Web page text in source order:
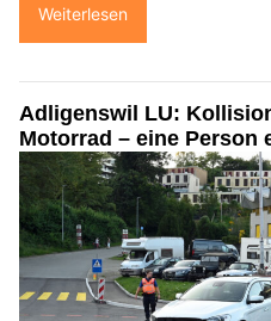
Weiterlesen
Adligenswil LU:
Motorrad – eine Person